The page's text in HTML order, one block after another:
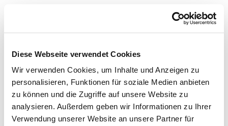
Diese Webseite verwendet Cookies
Wir verwenden Cookies, um Inhalte und Anzeigen zu
personalisieren, Funktionen für soziale Medien anbieten
zu können und die Zugriffe auf unsere Website zu
analysieren. Außerdem geben wir Informationen zu Ihrer
Verwendung unserer Website an unsere Partner für